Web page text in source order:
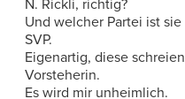
N. Rickli, richtig?
Und welcher Partei ist
SVP.
Eigenartig, diese
Vorsteherin.
Es wird mir unheimlich.